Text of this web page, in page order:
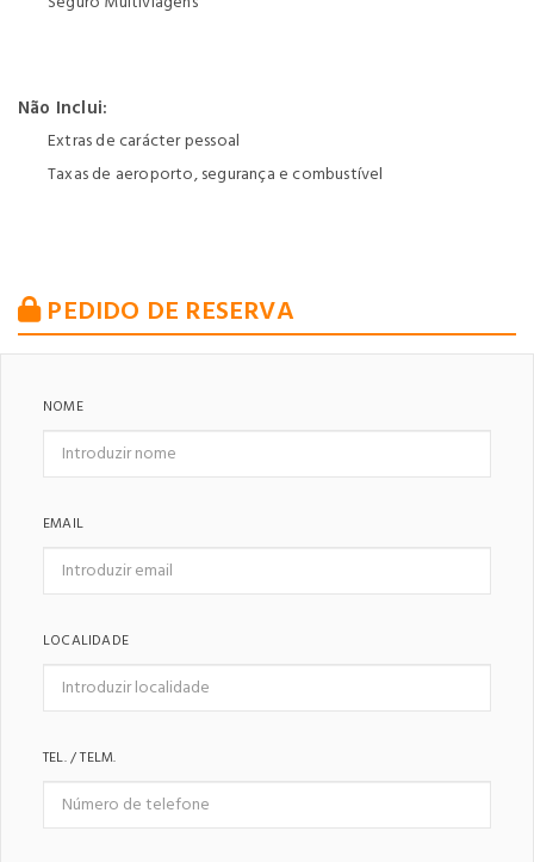
Não Inclui:
Extras de carácter pessoal
Taxas de aeroporto, segurança e combustível
PEDIDO DE RESERVA
NOME
EMAIL
LOCALIDADE
TEL. / TELM.